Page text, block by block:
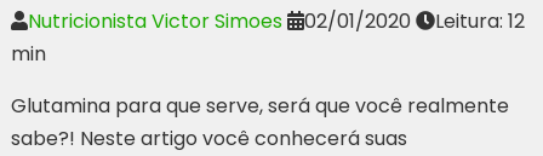
Nutricionista Victor Simoes 02/01/2020
Leitura: 12
min
Glutamina para que serve, será que você realmente
sabe?! Neste artigo você conhecerá suas